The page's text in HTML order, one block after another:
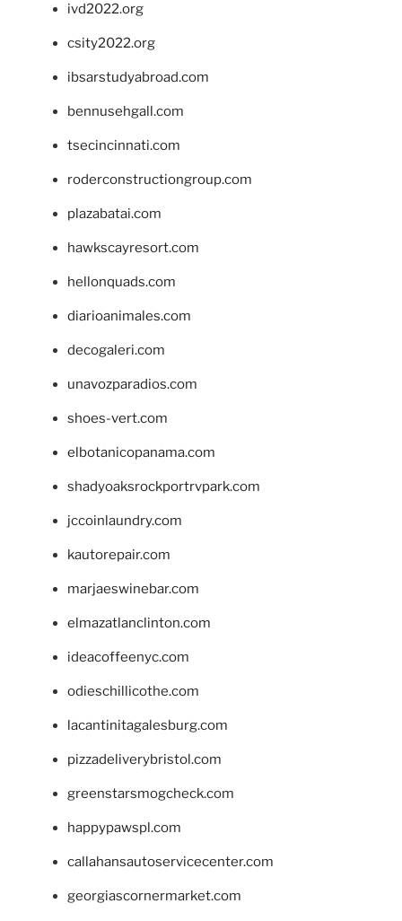
ivd2022.org
csity2022.org
ibsarstudyabroad.com
bennusehgall.com
tsecincinnati.com
roderconstructiongroup.com
plazabatai.com
hawkscayresort.com
hellonquads.com
diarioanimales.com
decogaleri.com
unavozparadios.com
shoes-vert.com
elbotanicopanama.com
shadyoaksrockportrvpark.com
jccoinlaundry.com
kautorepair.com
marjaeswinebar.com
elmazatlanclinton.com
ideacoffeenyc.com
odieschillicothe.com
lacantinitagalesburg.com
pizzadeliverybristol.com
greenstarsmogcheck.com
happypawspl.com
callahansautoservicecenter.com
georgiascornermarket.com